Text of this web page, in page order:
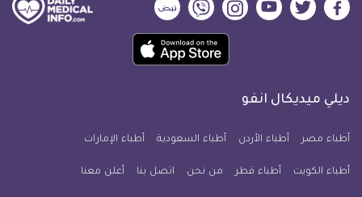
ديلي
فيسبوك
ديلي
تويتر
ديلي
ميديكال
يوتيوب
ديلي
ميديكال
انفو
ديلي
ميديكال
انفو
ديلي
ميديكال
انفو
حمل
تطبيق
معلومة
للآيفون
ديلي ميديكال انفو
أطباء مصر أطباء الأردن أطباء السعودية أطباء الإمارات
أطباء الكويت أطباء قطر من نحن اتصل بنا أعلن معنا